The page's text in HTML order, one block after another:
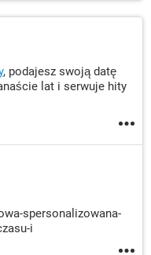
, podajesz swoją datę
lat i serwuje hity
spersonalizowana-
i